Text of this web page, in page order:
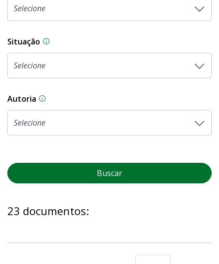
Situação Na CLDF, as proposições legislativas
Autoria As proposições legislativas na CLDF podem
Buscar
23 documentos: